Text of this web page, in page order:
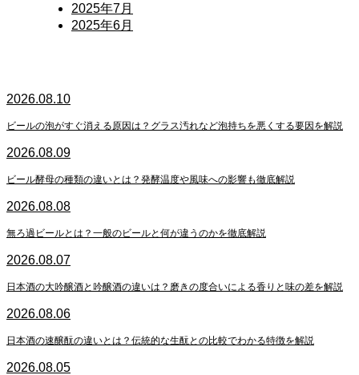
2025年7月
2025年6月
2026.08.10
ビールの泡がすぐ消える原因は？グラス汚れなど泡持ちを悪くする要因を解説
2026.08.09
ビール酵母の種類の違いとは？発酵温度や風味への影響も徹底解説
2026.08.08
無ろ過ビールとは？一般のビールと何が違うのかを徹底解説
2026.08.07
日本酒の大吟醸酒と吟醸酒の違いは？磨きの度合いによる香りと味の差を解説
2026.08.06
日本酒の速醸酛の違いとは？伝統的な生酛との比較でわかる特徴を解説
2026.08.05